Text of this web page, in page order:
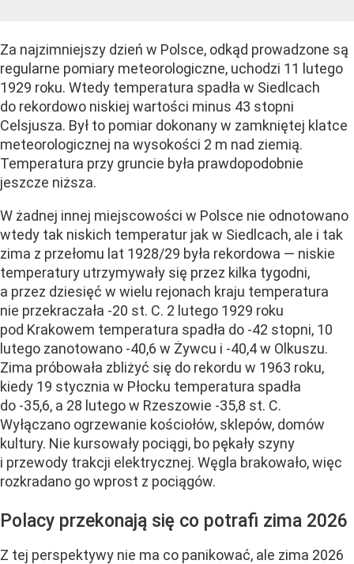
Za najzimniejszy dzień w Polsce, odkąd prowadzone są
regularne pomiary meteorologiczne, uchodzi 11 lutego
1929 roku. Wtedy temperatura spadła w Siedlcach
do rekordowo niskiej wartości minus 43 stopni
Celsjusza. Był to pomiar dokonany w zamkniętej klatce
meteorologicznej na wysokości 2 m nad ziemią.
Temperatura przy gruncie była prawdopodobnie
jeszcze niższa.
W żadnej innej miejscowości w Polsce nie odnotowano
wtedy tak niskich temperatur jak w Siedlcach, ale i tak
zima z przełomu lat 1928/29 była rekordowa — niskie
temperatury utrzymywały się przez kilka tygodni,
a przez dziesięć w wielu rejonach kraju temperatura
nie przekraczała -20 st. C. 2 lutego 1929 roku
pod Krakowem temperatura spadła do -42 stopni, 10
lutego zanotowano -40,6 w Żywcu i -40,4 w Olkuszu.
Zima próbowała zbliżyć się do rekordu w 1963 roku,
kiedy 19 stycznia w Płocku temperatura spadła
do -35,6, a 28 lutego w Rzeszowie -35,8 st. C.
Wyłączano ogrzewanie kościołów, sklepów, domów
kultury. Nie kursowały pociągi, bo pękały szyny
i przewody trakcji elektrycznej. Węgla brakowało, więc
rozkradano go wprost z pociągów.
Polacy przekonają się co potrafi zima 2026
Z tej perspektywy nie ma co panikować, ale zima 2026